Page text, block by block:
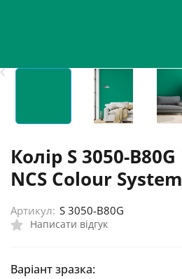
Колір S 3050-
NCS Colour System
Написати відгук
Артикул: S 3050-B80G
Варіант зразка: